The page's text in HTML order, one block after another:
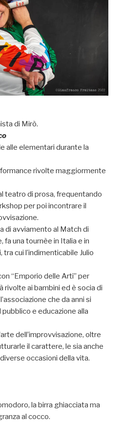
di Mirò.
alle elementari durante la
rivolte maggiormente
teatro di prosa, frequentando
per poi incontrare il
di avviamento al Match di
fa una tournèe in Italia e in
tra cui l’indimenticabile Julio
“Emporio delle Arti” per
rivolte ai bambini ed è socia di
che da anni si
e educazione alla
dell’improvvisazione, oltre
il carattere, le sia anche
occasioni della vita.
la birra ghiacciata ma
al cocco.